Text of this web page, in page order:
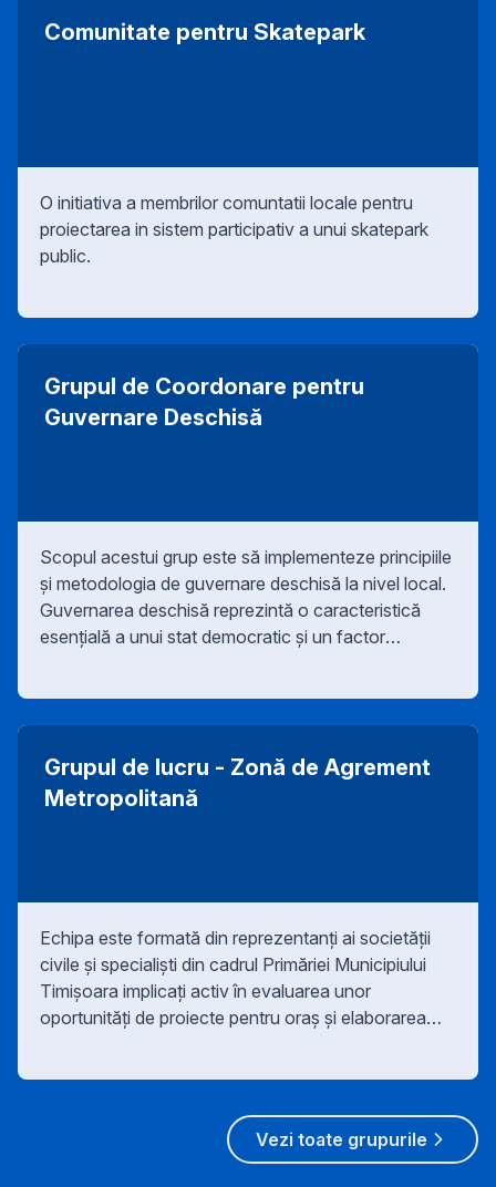
Comunitate pentru Skatepark
O initiativa a membrilor comuntatii locale pentru
proiectarea in sistem participativ a unui skatepark
public.
Grupul de Coordonare pentru
Guvernare Deschisă
Scopul acestui grup este să implementeze principiile
și metodologia de guvernare deschisă la nivel local.
Guvernarea deschisă reprezintă o caracteristică
esențială a unui stat democratic și un factor
local/
Grupul de lucru - Zonă de Agrement
Metropolitană
Echipa este formată din reprezentanți ai societății
civile și specialiști din cadrul Primăriei Municipiului
Timișoara implicați activ în evaluarea unor
oportunități de proiecte pentru oraș și elaborarea
proiect sau chiar a publicului larg.
Vezi toate grupurile